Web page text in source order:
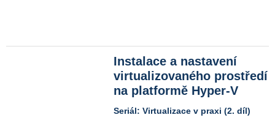
Instalace a nastavení
virtualizovaného prostředí
na platformě Hyper-V
Seriál: Virtualizace v praxi (2. díl)